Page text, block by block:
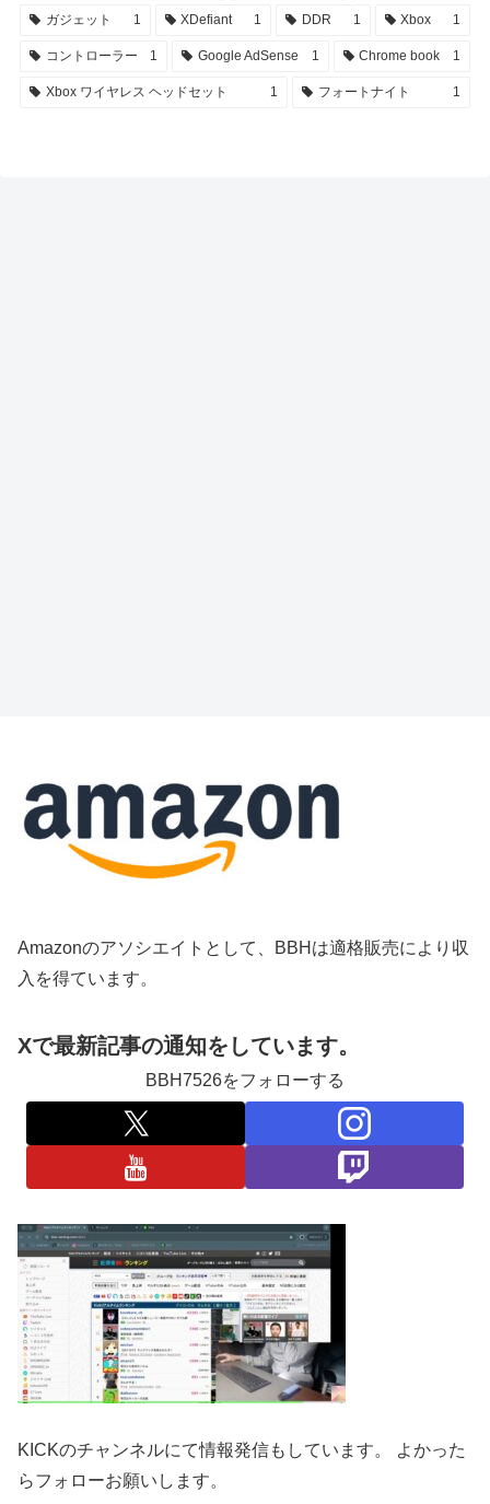
ガジェット 1 XDefiant 1 DDR 1 Xbox 1
コントローラー 1 Google AdSense 1 Chrome book 1
Xbox ワイヤレス ヘッドセット 1 フォートナイト 1
Amazonのアソシエイトとして、BBHは適格販売により収
入を得ています。
Xで最新記事の通知をしています。
BBH7526をフォローする
KICKのチャンネルにて情報発信もしています。 よかった
らフォローお願いします。